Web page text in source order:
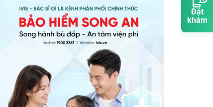
Đặt
khám